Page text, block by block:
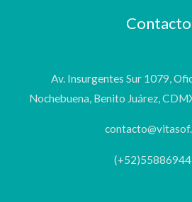
Contacto
Av. Insurgentes Sur 1079,
Nochebuena, Benito Juárez,